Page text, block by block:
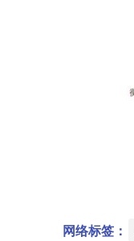
网络标签：